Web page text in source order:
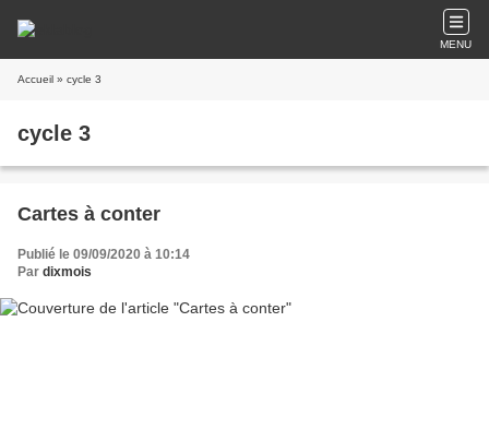
MENU
Accueil » cycle 3
cycle 3
Cartes à conter
Publié le 09/09/2020 à 10:14
Par dixmois